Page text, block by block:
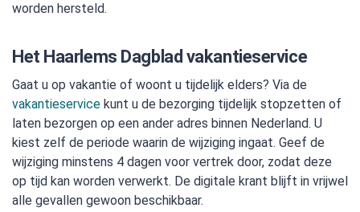
worden hersteld.
Het Haarlems Dagblad vakantieservice
Gaat u op vakantie of woont u tijdelijk elders? Via de
vakantieservice kunt u de bezorging tijdelijk stopzetten of
laten bezorgen op een ander adres binnen Nederland. U
kiest zelf de periode waarin de wijziging ingaat. Geef de
wijziging minstens 4 dagen voor vertrek door, zodat deze
op tijd kan worden verwerkt. De digitale krant blijft in vrijwel
alle gevallen gewoon beschikbaar.